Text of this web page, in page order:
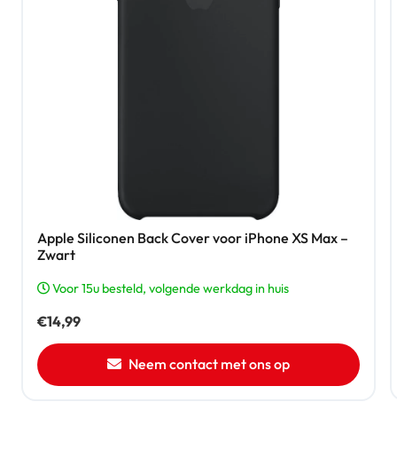
Apple Siliconen Back Cover voor iPhone XS Max –
Zwart
Voor 15u besteld, volgende werkdag in huis
€14,99
Neem contact met ons op